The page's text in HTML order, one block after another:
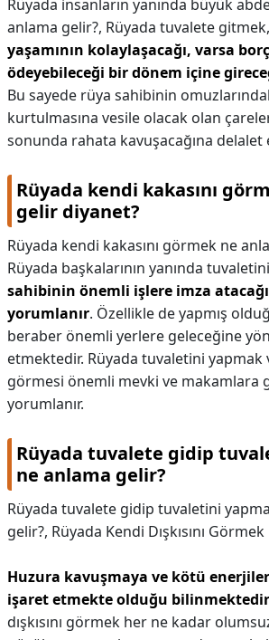
Rüyada insanların yanında büyük
anlama gelir?, Rüyada tuvalete gitmek,
yaşamının kolaylaşacağı, varsa
ödeyebileceği bir dönem içine
Bu sayede rüya sahibinin
kurtulmasına vesile olacak olan
sonunda rahata kavuşacağına delalet
Rüyada kendi kakasını
gelir diyanet?
Rüyada kendi kakasını görmek ne
Rüyada başkalarının yanında
sahibinin önemli işlere imza
yorumlanır. Özellikle de yapmış
beraber önemli yerlere geleceğine
etmektedir. Rüyada tuvaletini yapmak
görmesi önemli mevki ve makamlara
yorumlanır.
Rüyada tuvalete gidip
ne anlama gelir?
Rüyada tuvalete gidip tuvaletini
gelir?, Rüyada Kendi Dışkısını Görmek
Huzura kavuşmaya ve kötü
işaret etmekte olduğu bilinmektedir
dışkısını görmek her ne kadar